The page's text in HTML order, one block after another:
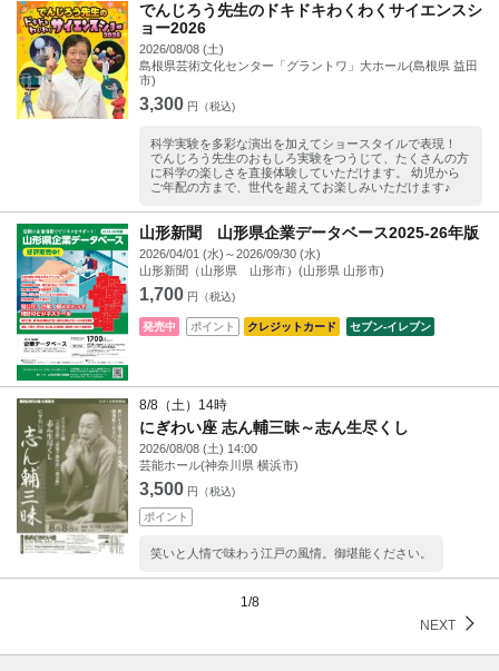
でんじろう先生のドキドキわくわくサイエンスシ
ョー2026
2026/08/08 (土)
島根県芸術文化センター「グラントワ」大ホール(島根県 益田
市)
3,300 円（税込)
科学実験を多彩な演出を加えてショースタイルで表現！
でんじろう先生のおもしろ実験をつうじて、たくさんの方
に科学の楽しさを直接体験していただけます。 幼児から
ご年配の方まで、世代を超えてお楽しみいただけます♪
山形新聞 山形県企業データベース2025-26年版
2026/04/01 (水)～2026/09/30 (水)
山形新聞（山形県 山形市）(山形県 山形市)
1,700 円（税込)
発売中 ポイント クレジットカード セブン‐イレブン
8/8（土）14時
にぎわい座 志ん輔三昧～志ん生尽くし
2026/08/08 (土) 14:00
芸能ホール(神奈川県 横浜市)
3,500 円（税込)
ポイント
笑いと人情で味わう江戸の風情。御堪能ください。
1/8
NEXT